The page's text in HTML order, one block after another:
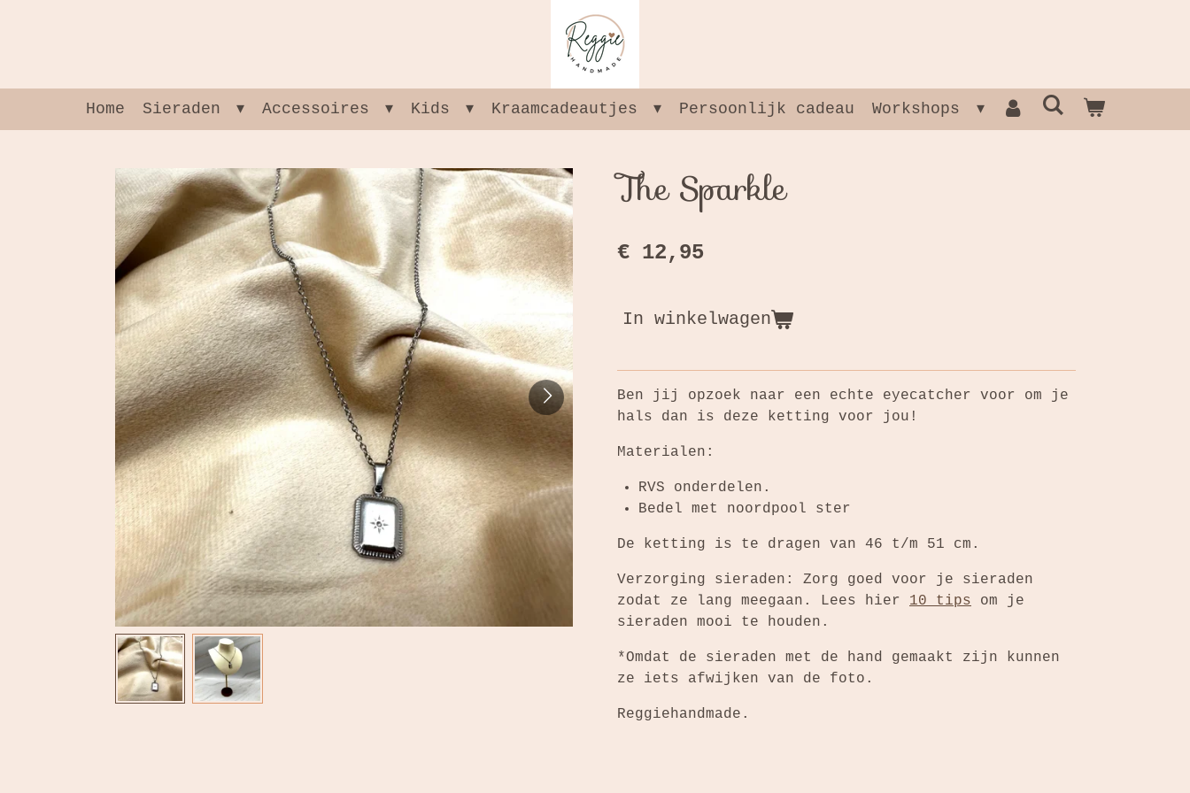
hoofdinhoudHome Sieraden Accessoires Kids Kraamcadeautjes Persoonlijk cadeau Workshops
The Sparkle
€ 12,95
In winkelwagen
Ben jij opzoek naar een echte eyecatcher voor om je
hals dan is deze ketting voor jou!
Materialen:
RVS onderdelen.
Bedel met noordpool ster
De ketting is te dragen van 46 t/m 51 cm.
Verzorging sieraden: Zorg goed voor je sieraden
zodat ze lang meegaan. Lees hier 10 tips om je
sieraden mooi te houden.
*Omdat de sieraden met de hand gemaakt zijn kunnen
ze iets afwijken van de foto.
Reggiehandmade.